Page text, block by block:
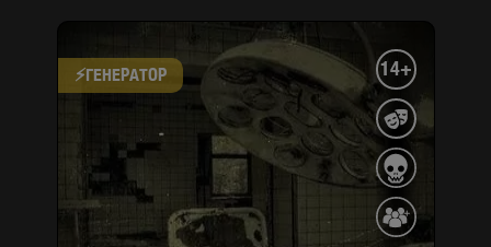
⚡​ГЕНЕРАТОР 14+